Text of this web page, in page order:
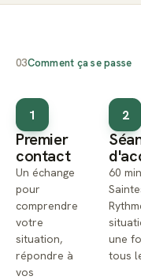
03Comment ça se passe
1
Premier
contact
Un échange
pour
comprendre
votre
situation,
répondre à
vos
2
60
une
tous